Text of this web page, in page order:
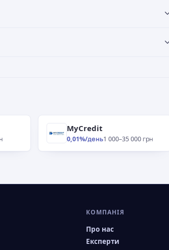
MyCredit
0,01%/день1 000–35 000 грн
КОМПАНІЯ
Про нас
Експерти